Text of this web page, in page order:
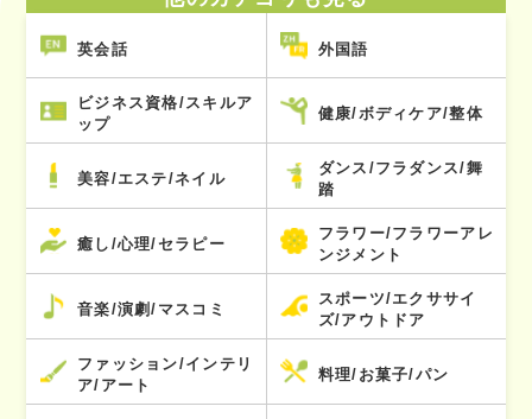
英会話 外国語
ビジネス資格/スキルア
ップ
健康/ボディケア/整体
美容/エステ/ネイル
ダンス/フラダンス/舞
踏
癒し/心理/セラピー
フラワー/フラワーアレ
ンジメント
音楽/演劇/マスコミ
スポーツ/エクササイ
ズ/アウトドア
ファッション/インテリ
ア/アート
料理/お菓子/パン